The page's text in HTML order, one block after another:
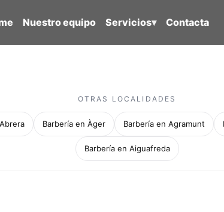
Nuestro equipo Servicios▾ Contacta
OTRAS LOCALIDADES
Barbería en Àger Barbería en Agramunt
Barbería en Aiguafreda